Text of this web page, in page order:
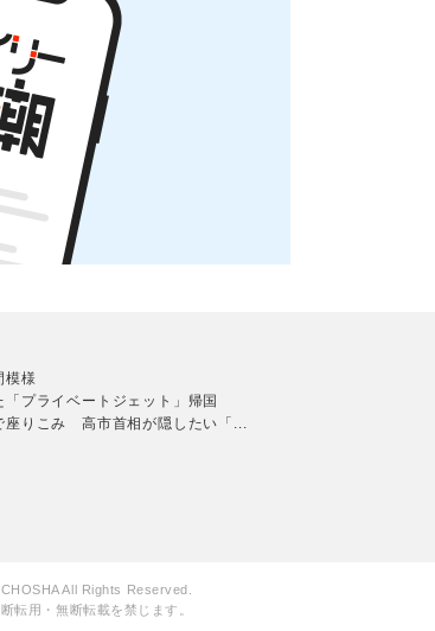
様
プライベートジェット」帰国
座りこみ 高市首相が隠したい「...
All Rights Reserved.
転用・無断転載を禁じます。